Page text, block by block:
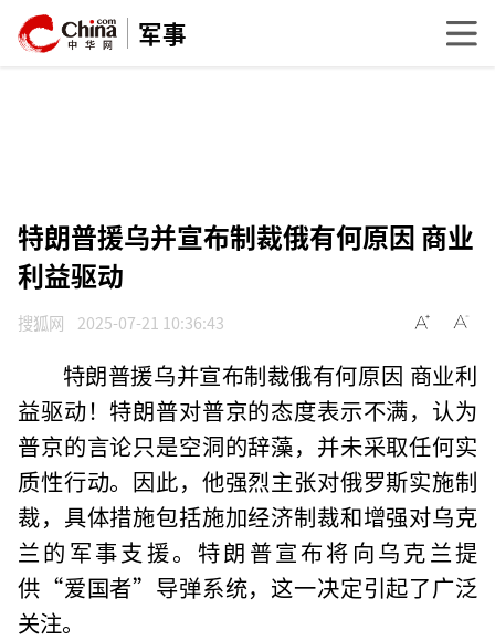
军事
特朗普援乌并宣布制裁俄有何原因 商业
利益驱动
搜狐网 2025-07-21 10:36:43
特朗普援乌并宣布制裁俄有何原因 商业利
益驱动！特朗普对普京的态度表示不满，认为
普京的言论只是空洞的辞藻，并未采取任何实
质性行动。因此，他强烈主张对俄罗斯实施制
裁，具体措施包括施加经济制裁和增强对乌克
兰的军事支援。特朗普宣布将向乌克兰提
供“爱国者”导弹系统，这一决定引起了广泛
关注。